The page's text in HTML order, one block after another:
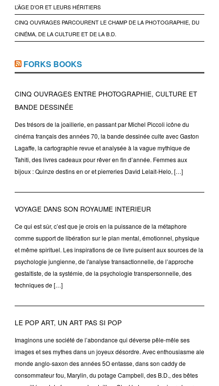
L’ÂGE D’OR ET LEURS HÉRITIERS
CINQ OUVRAGES PARCOURENT LE CHAMP DE LA PHOTOGRAPHIE, DU
CINÉMA, DE LA CULTURE ET DE LA B.D.
FORKS BOOKS
CINQ OUVRAGES ENTRE PHOTOGRAPHIE, CULTURE ET
BANDE DESSINÉE
Des trésors de la joaillerie, en passant par Michel Piccoli icône du
cinéma français des années 70, la bande dessinée culte avec Gaston
Lagaffe, la cartographie revue et analysée à la vague mythique de
Tahiti, des livres cadeaux pour rêver en fin d’année. Femmes aux
bijoux : Quinze destins en or et pierreries David Lelait-Helo, […]
VOYAGE DANS SON ROYAUME INTERIEUR
Ce qui est sûr, c’est que je crois en la puissance de la métaphore
comme support de libération sur le plan mental, émotionnel, physique
et même spirituel. Les inspirations de ce livre puisent aux sources de la
psychologie jungienne, de l'analyse transactionnelle, de l’approche
gestaltiste, de la systémie, de la psychologie transpersonnelle, des
techniques de […]
LE POP ART, UN ART PAS SI POP
Imaginons une société de l’abondance qui déverse pêle-mêle ses
images et ses mythes dans un joyeux désordre. Avec enthousiasme ale
monde anglo-saxon des années 5O entasse, dans son caddy de
consommateur fou, Marylin, du potage Campbell, des B.D., des bêtes